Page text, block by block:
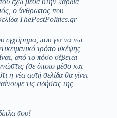
τε
έχω μέσα στην καρδιά
ο άνθρωπος που
ThePostPolitics.gr
εγχείρημα, που για να πω
τρόπο σκέψης
από το πόσο σέβεται
(σε όποιο μέσο και
η νέα αυτή σελίδα θα γίνει
τις ειδήσεις της
σου!